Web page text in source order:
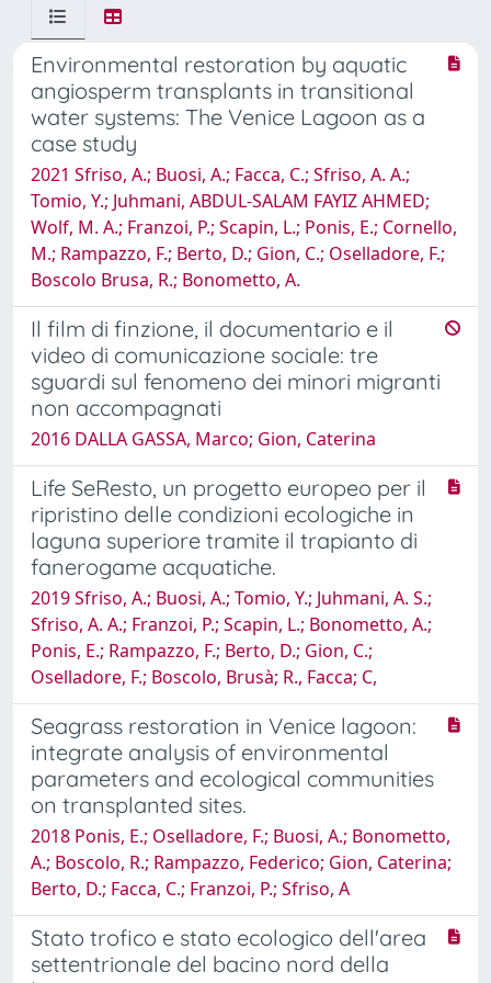
Environmental restoration by aquatic
angiosperm transplants in transitional
water systems: The Venice Lagoon as a
case study
2021 Sfriso, A.; Buosi, A.; Facca, C.; Sfriso, A. A.;
Tomio, Y.; Juhmani, ABDUL-SALAM FAYIZ AHMED;
Wolf, M. A.; Franzoi, P.; Scapin, L.; Ponis, E.; Cornello,
M.; Rampazzo, F.; Berto, D.; Gion, C.; Oselladore, F.;
Boscolo Brusa, R.; Bonometto, A.
Il film di finzione, il documentario e il
video di comunicazione sociale: tre
sguardi sul fenomeno dei minori migranti
non accompagnati
2016 DALLA GASSA, Marco; Gion, Caterina
Life SeResto, un progetto europeo per il
ripristino delle condizioni ecologiche in
laguna superiore tramite il trapianto di
fanerogame acquatiche.
2019 Sfriso, A.; Buosi, A.; Tomio, Y.; Juhmani, A. S.;
Sfriso, A. A.; Franzoi, P.; Scapin, L.; Bonometto, A.;
Ponis, E.; Rampazzo, F.; Berto, D.; Gion, C.;
Oselladore, F.; Boscolo, Brusà; R., Facca; C,
Seagrass restoration in Venice lagoon:
integrate analysis of environmental
parameters and ecological communities
on transplanted sites.
2018 Ponis, E.; Oselladore, F.; Buosi, A.; Bonometto,
A.; Boscolo, R.; Rampazzo, Federico; Gion, Caterina;
Berto, D.; Facca, C.; Franzoi, P.; Sfriso, A
Stato trofico e stato ecologico dell'area
settentrionale del bacino nord della